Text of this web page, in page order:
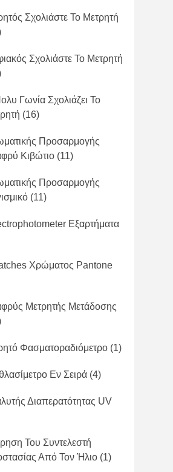
Σχολιάστε Το Μετρητή
Σχολιάστε Το Μετρητή
Γωνία Σχολιάζει Το
(16)
Προσαρμογής
Κιβώτιο (11)
Προσαρμογής
(11)
Εξαρτήματα
Χρώματος Pantone
Μετρητής Μετάδοσης
Φασματοραδιόμετρο (1)
Εν Σειρά (4)
Διαπερατότητας UV
Του Συντελεστή
Από Τον Ήλιο (1)